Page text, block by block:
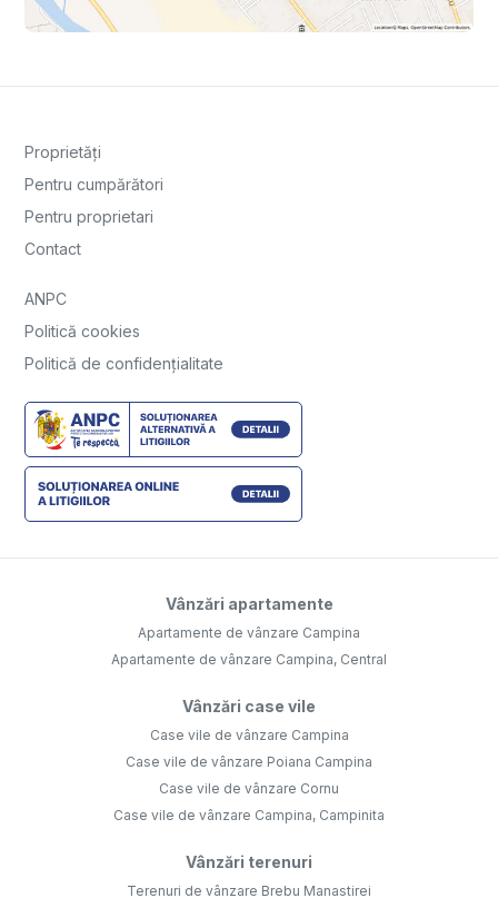
Proprietăți
Pentru cumpărători
Pentru proprietari
Contact
ANPC
Politică cookies
Politică de confidențialitate
Vânzări apartamente
Apartamente de vânzare Campina
Apartamente de vânzare Campina, Central
Vânzări case vile
Case vile de vânzare Campina
Case vile de vânzare Poiana Campina
Case vile de vânzare Cornu
Case vile de vânzare Campina, Campinita
Vânzări terenuri
Terenuri de vânzare Brebu Manastirei